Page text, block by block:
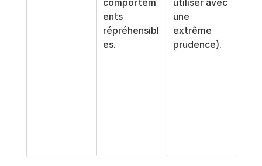
comportem
ents
répréhensibl
es.
utiliser avec
une
extrême
prudence).